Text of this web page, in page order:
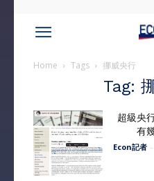
Home Tags 挪威央行
Tag:
超級央
有
Econ記者 -